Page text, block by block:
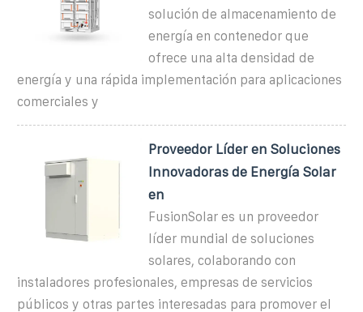
solución de almacenamiento de
energía en contenedor que
ofrece una alta densidad de
energía y una rápida implementación para aplicaciones
comerciales y
Proveedor Líder en Soluciones
Innovadoras de Energía Solar
en
FusionSolar es un proveedor
líder mundial de soluciones
solares, colaborando con
instaladores profesionales, empresas de servicios
públicos y otras partes interesadas para promover el